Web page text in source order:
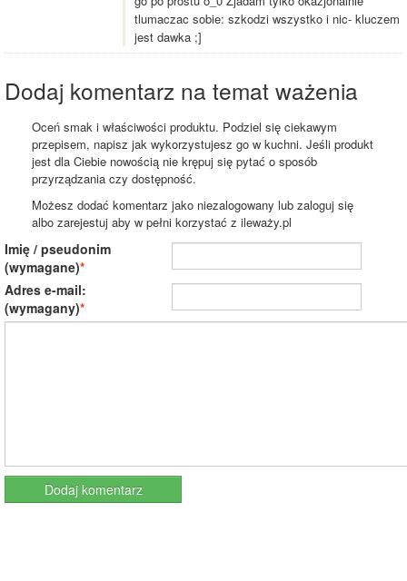
tlumaczac sobie: szkodzi wszystko i nic- kluczem
jest dawka ;]
Dodaj komentarz na temat ważenia
Oceń smak i właściwości produktu. Podziel się ciekawym
przepisem, napisz jak wykorzystujesz go w kuchni. Jeśli produkt
jest dla Ciebie nowością nie krępuj się pytać o sposób
przyrządzania czy dostępność.
Możesz dodać komentarz jako niezalogowany lub zaloguj się
albo zarejestuj aby w pełni korzystać z ileważy.pl
Imię / pseudonim
(wymagane)
Adres e-mail:
(wymagany)